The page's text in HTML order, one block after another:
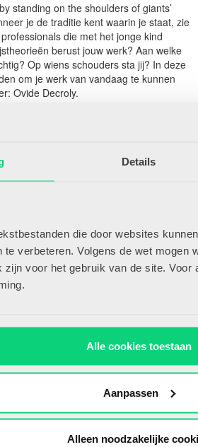
Details
die door websites
te verbeteren. Volgens de wet mogen
voor het gebruik van de site. Voor
Alle cookies toestaan
Aanpassen
Alleen noodzakelijke
standing on the shoulders of giants’
je de traditie kent waarin je staat, zie
die met het jonge kind
berust jouw werk? Aan welke
Op wiens schouders sta jij? In deze
om je werk van vandaag te kunnen
Ovide Decroly.
rest van het artikel?
toegang tot alle artikelen op HJK-
profiel om artikelen makkelijk te
lid? Log hier in!
Maria Montessori
andere artikelen geschreven